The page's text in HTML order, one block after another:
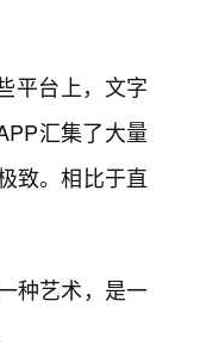
平台上，文字
汇集了大量
致。相比于直
种艺术，是一